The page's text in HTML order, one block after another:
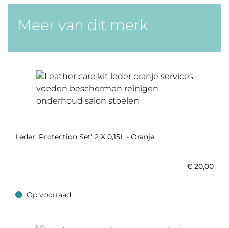
Meer van dit merk
Leder 'Protection Set' 2 X 0,15L - Oranje
€ 20,00
Op voorraad
Op voorraad